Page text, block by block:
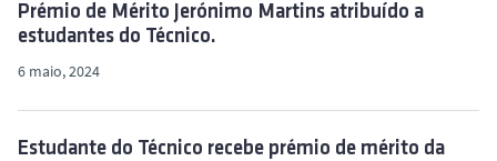
Prémio de Mérito Jerónimo Martins atribuído a
estudantes do Técnico.
6 maio, 2024
Estudante do Técnico recebe prémio de mérito da